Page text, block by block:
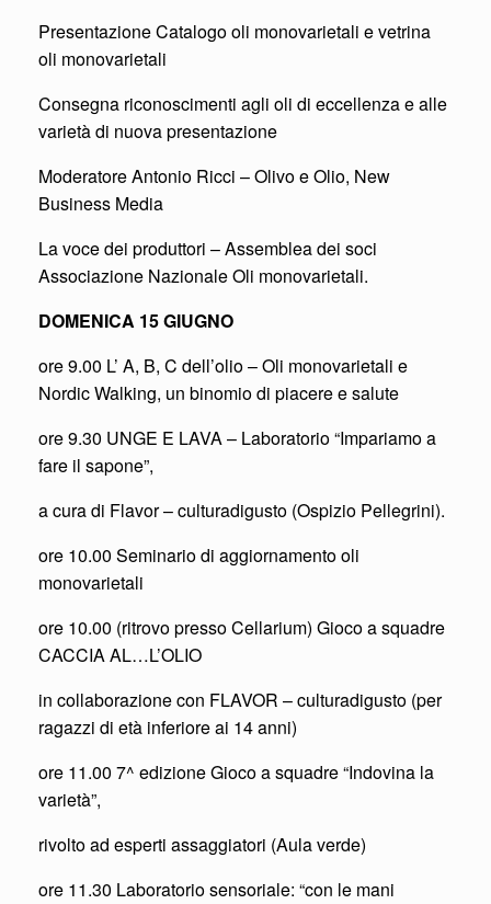
Presentazione Catalogo oli monovarietali e vetrina
oli monovarietali
Consegna riconoscimenti agli oli di eccellenza e alle
varietà di nuova presentazione
Moderatore Antonio Ricci – Olivo e Olio, New
Business Media
La voce dei produttori – Assemblea dei soci
Associazione Nazionale Oli monovarietali.
DOMENICA 15 GIUGNO
ore 9.00 L’ A, B, C dell’olio – Oli monovarietali e
Nordic Walking, un binomio di piacere e salute
ore 9.30 UNGE E LAVA – Laboratorio “Impariamo a
fare il sapone”,
a cura di Flavor – culturadigusto (Ospizio Pellegrini).
ore 10.00 Seminario di aggiornamento oli
monovarietali
ore 10.00 (ritrovo presso Cellarium) Gioco a squadre
CACCIA AL…L’OLIO
in collaborazione con FLAVOR – culturadigusto (per
ragazzi di età inferiore ai 14 anni)
ore 11.00 7^ edizione Gioco a squadre “Indovina la
varietà”,
rivolto ad esperti assaggiatori (Aula verde)
ore 11.30 Laboratorio sensoriale: “con le mani